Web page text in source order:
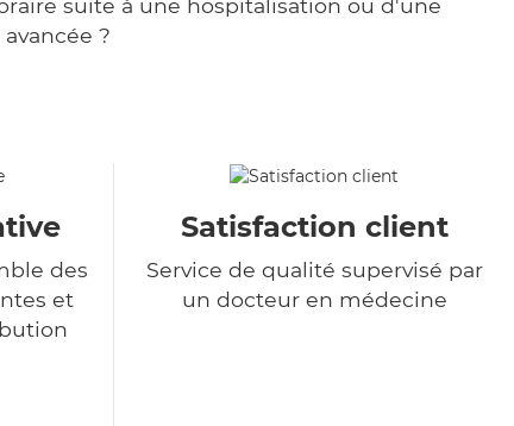
suite à une hospitalisation ou d'une
?
des
et
Satisfaction client
Service de qualité supervisé par
un docteur en médecine